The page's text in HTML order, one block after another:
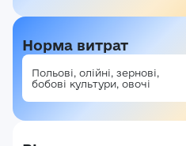
Норма витрат
Польові, олійні, зернові,
бобові культури, овочі